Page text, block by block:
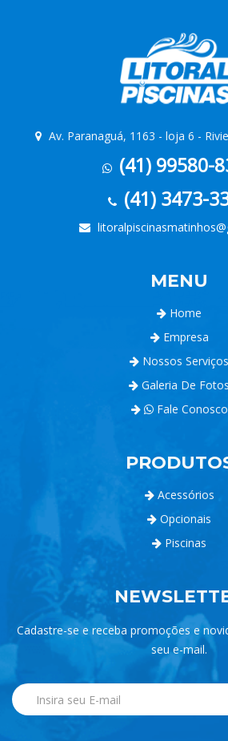
Av. Paranaguá, 1163 - loja 6 -
(41) 99580-
(41) 3473-
MENU
Home
Empresa
Nossos Serviços
Galeria De Fotos
Fale Conosco
Acessórios
Opcionais
Piscinas
Cadastre-se e receba promoções e
seu e-mail.